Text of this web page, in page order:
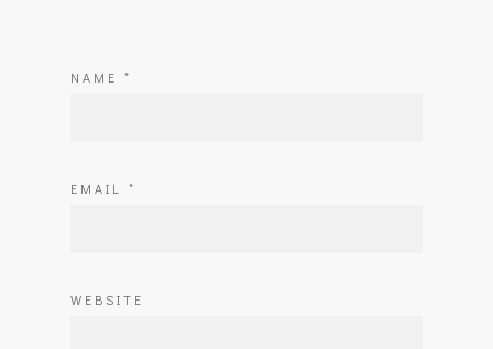
NAME *
EMAIL *
WEBSITE